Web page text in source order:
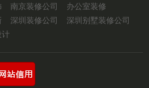
南京装修公司
办公室装修
深圳装修公司
深圳别墅装修公司
计